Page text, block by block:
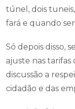
túnel, dois
fará e quando
Só depois disso,
ajuste nas tarifas
discussão a
cidadão e das